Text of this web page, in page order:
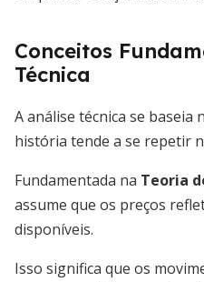
Conceitos
Técnica
A análise técnica se baseia
história tende a se repetir
Fundamentada na Teoria
assume que os preços
disponíveis.
Isso significa que os